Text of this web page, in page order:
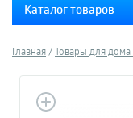
Каталог товаров
Главная Товары для дома